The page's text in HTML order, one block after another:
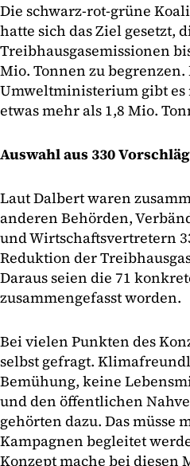
Die schwarz-rot-grüne
hatte sich das Ziel gesetzt,
Treibhausgasemissionen
Mio. Tonnen zu begrenzen.
Umweltministerium gibt es
etwas mehr als 1,8 Mio.
Auswahl aus 330
Laut Dalbert waren
anderen Behörden,
und Wirtschaftsvertretern
Reduktion der
Daraus seien die 71
zusammengefasst worden.
Bei vielen Punkten des
selbst gefragt.
Bemühung, keine
und den öffentlichen
gehörten dazu. Das
Kampagnen begleitet
Konzept mache bei diesen